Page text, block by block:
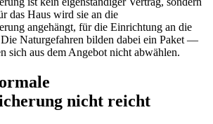
das Haus wird sie an die
angehängt, für die Einrichtung an die
Naturgefahren bilden dabei ein Paket —
sich aus dem Angebot nicht abwählen.
nicht reicht